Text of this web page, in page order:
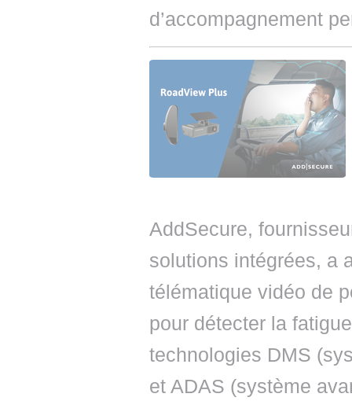
d’accompagnement
AddSecure,
solutions intégrées, a
télématique vidéo de
pour détecter la
technologies DMS
et ADAS (système